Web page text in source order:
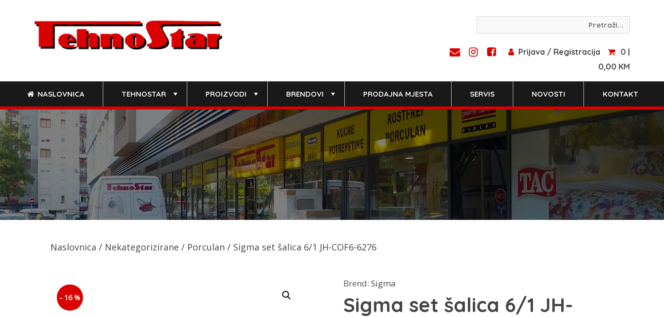
Prijava / Registracija
0 |
0,00 KM
NASLOVNICA TEHNOSTAR PROIZVODI BRENDOVI PRODAJNA MJESTA SERVIS NOVOSTI KONTAKT
Naslovnica / Nekategorizirane / Porculan / Sigma set šalica 6/1 JH-COF6-6276
- 16 %
Brend: Sigma
Sigma set šalica 6/1 JH-